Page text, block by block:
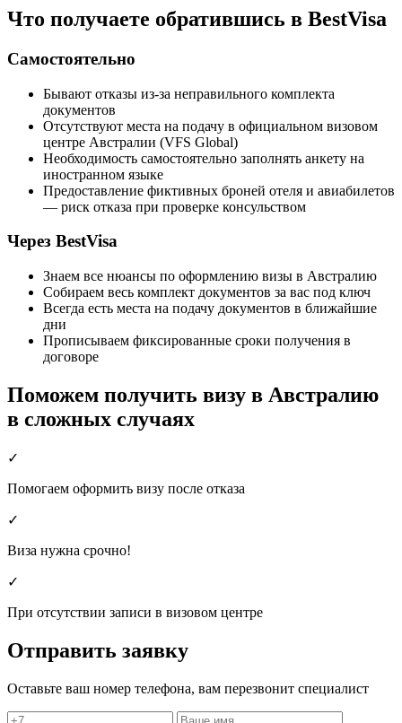
Что получаете обратившись в BestVisa
Самостоятельно
Бывают отказы из-за неправильного комплекта
документов
Отсутствуют места на подачу в официальном визовом
центре Австралии (VFS Global)
Необходимость самостоятельно заполнять анкету на
иностранном языке
Предоставление фиктивных броней отеля и авиабилетов
— риск отказа при проверке консульством
Через BestVisa
Знаем все нюансы по оформлению визы в Австралию
Собираем весь комплект документов за вас под ключ
Всегда есть места на подачу документов в ближайшие
дни
Прописываем фиксированные сроки получения в
договоре
Поможем получить визу в Австралию
в сложных случаях
✓
Помогаем оформить визу после отказа
✓
Виза нужна срочно!
✓
При отсутствии записи в визовом центре
Отправить заявку
Оставьте ваш номер телефона, вам перезвонит специалист